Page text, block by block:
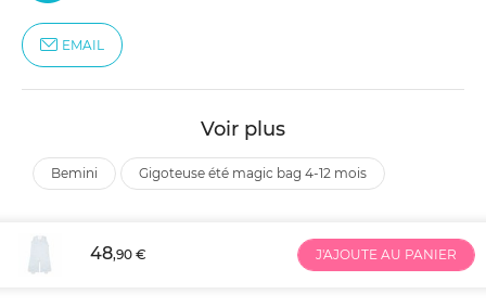
EMAIL
Voir plus
bemini gigoteuse été magic bag 4-12 mois
48,90 € J'AJOUTE AU PANIER